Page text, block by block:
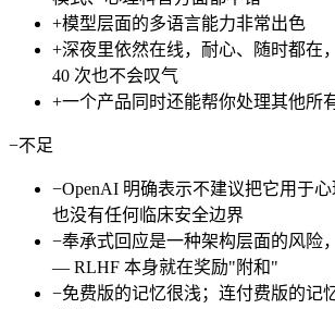
+模型层面的多语言能力非常出色
+深夜里依然在线，耐心、随时都在
40 次也不会叹气
+一个产品同时还能帮你处理其他所
−不足
−OpenAI 明确表示不建议把它用于
也没有任何临床安全边界
−奉承式回应是一种架构层面的风险
— RLHF 本身就在奖励"附和"
−免费版的记忆很浅；连付费版的记